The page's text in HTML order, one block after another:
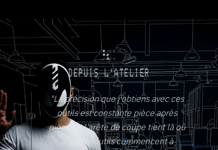
DEPUIS L'ATELIER
"La précision que j'obtiens avec ces
outils est constante pièce après
pièce, et l'arête de coupe tient là où
d'autres outils commencent à